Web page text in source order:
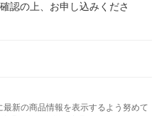
認の上、お申し込みくださ
新の商品情報を表示するよう努めて